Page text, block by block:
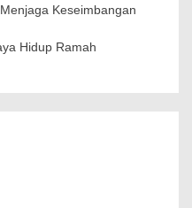
Keseimbangan
Hidup Ramah